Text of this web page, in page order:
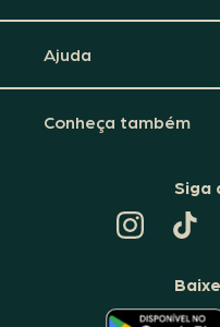
Ajuda
Conheça também
Siga
DA
O